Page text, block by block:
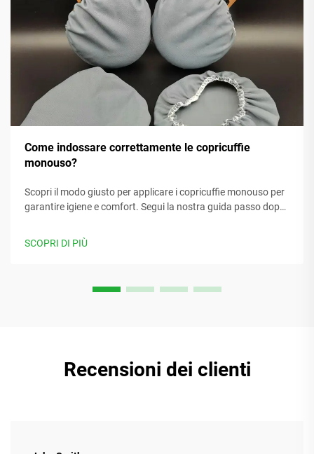
Come indossare correttamente le copricuffie
monouso?
Scopri il modo giusto per applicare i copricuffie monouso per
garantire igiene e comfort. Segui la nostra guida passo dopo
smaltimento. Leggi ora.
SCOPRI DI PIÙ
Recensioni dei clienti